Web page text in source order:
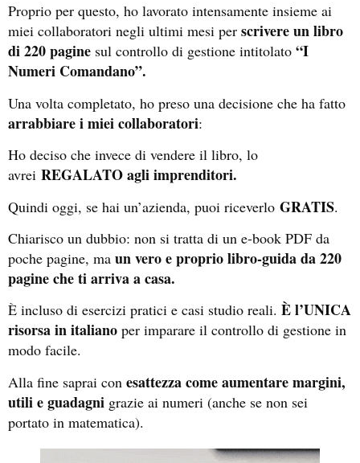
Proprio per questo, ho lavorato intensamente insieme ai
miei collaboratori negli ultimi mesi per scrivere un libro
di 220 pagine sul controllo di gestione intitolato “I
Numeri Comandano”.
Una volta completato, ho preso una decisione che ha fatto
arrabbiare i miei collaboratori:
Ho deciso che invece di vendere il libro, lo
avrei REGALATO agli imprenditori.
Quindi oggi, se hai un’azienda, puoi riceverlo GRATIS.
Chiarisco un dubbio: non si tratta di un e-book PDF da
poche pagine, ma un vero e proprio libro-guida da 220
pagine che ti arriva a casa.
È incluso di esercizi pratici e casi studio reali. È l’UNICA
risorsa in italiano per imparare il controllo di gestione in
modo facile.
Alla fine saprai con esattezza come aumentare margini,
utili e guadagni grazie ai numeri (anche se non sei
portato in matematica).